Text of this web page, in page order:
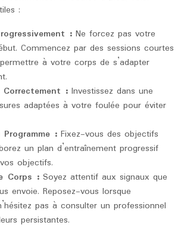
:
: Ne forcez pas votre
Commencez par des sessions courtes
à votre corps de s’adapter
: Investissez dans une
adaptées à votre foulée pour éviter
: Fixez-vous des objectifs
un plan d’entraînement progressif
objectifs.
Corps : Soyez attentif aux signaux que
envoie. Reposez-vous lorsque
pas à consulter un professionnel
persistantes.